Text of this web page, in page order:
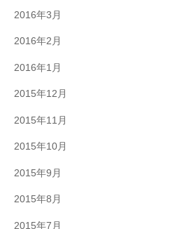
2016年3月
2016年2月
2016年1月
2015年12月
2015年11月
2015年10月
2015年9月
2015年8月
2015年7月